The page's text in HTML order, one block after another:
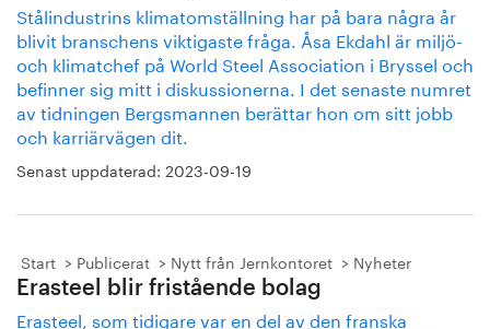
Stålindustrins klimatomställning har på bara några år
blivit branschens viktigaste fråga. Åsa Ekdahl är miljö-
och klimatchef på World Steel Association i Bryssel och
befinner sig mitt i diskussionerna. I det senaste numret
av tidningen Bergsmannen berättar hon om sitt jobb
och karriärvägen dit.
Senast uppdaterad: 2023-09-19
Start Publicerat Nytt från Jernkontoret Nyheter
Erasteel blir fristående bolag
Erasteel, som tidigare var en del av den franska